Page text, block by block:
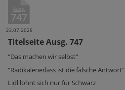
Ausg.
747
23.07.2025
Titelseite Ausg. 747
"Das machen wir selbst"
"Radikalenerlass ist die falsche Antwort"
Lidl lohnt sich nur für Schwarz